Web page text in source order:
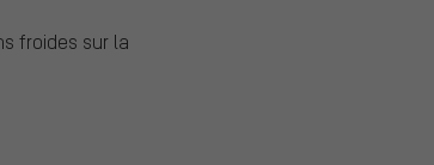
froides sur la